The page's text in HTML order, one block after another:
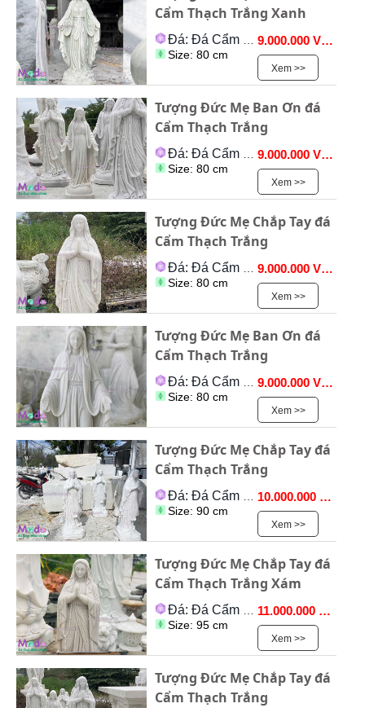
Cẩm Thạch Trắng Xanh
Đá: Đá Cẩm Thạch
Size: 80 cm
9.000.000 VNĐ
Xem >>
Tượng Đức Mẹ Ban Ơn đá
Cẩm Thạch Trắng
Đá: Đá Cẩm Thạch
Size: 80 cm
9.000.000 VNĐ
Xem >>
Tượng Đức Mẹ Chắp Tay đá
Cẩm Thạch Trắng
Đá: Đá Cẩm Thạch
Size: 80 cm
9.000.000 VNĐ
Xem >>
Tượng Đức Mẹ Ban Ơn đá
Cẩm Thạch Trắng
Đá: Đá Cẩm Thạch
Size: 80 cm
9.000.000 VNĐ
Xem >>
Tượng Đức Mẹ Chắp Tay đá
Cẩm Thạch Trắng
Đá: Đá Cẩm Thạch
Size: 90 cm
10.000.000 VNĐ
Xem >>
Tượng Đức Mẹ Chắp Tay đá
Cẩm Thạch Trắng Xám
Đá: Đá Cẩm Thạch
Size: 95 cm
11.000.000 VNĐ
Xem >>
Tượng Đức Mẹ Chắp Tay đá
Cẩm Thạch Trắng